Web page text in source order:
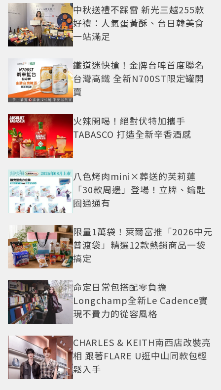
中秋送禮不踩雷 新光三越255款
好禮：人氣蛋黃酥、台日韓美食
一站滿足
鐵道迷快搶！金牌台啤首度聯名
台灣高鐵 全新N700ST限定罐開
賣
火辣開喝！絕對伏特加攜手
TABASCO 打造全新辛香酒感
八色烤肉mini×葬送的芙莉蓮
「30款周邊」登場！立牌、鑰匙
圈通通有
限量1萬袋！萊爾富推「2026中元
普渡袋」精選12款熱銷商品一袋
搞定
命定日常包搭配零負擔
Longchamp全新Le Cadence實
現不費力的從容風格
CHARLES & KEITH南西店改裝亮
相 跟著FLARE U逛中山同款包輕
鬆入手